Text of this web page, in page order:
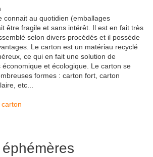
connait au quotidien (emballages
être fragile et sans intérêt. Il est en fait très
selon divers procédés et il possède
Le carton est un matériau recyclé
ce qui en fait une solution de
et écologique. Le carton se
formes : carton fort, carton
etc...